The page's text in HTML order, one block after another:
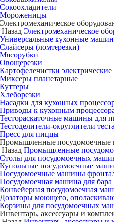
Сокоохладители
Мороженицы
Электромеханическое
Назад Электромеханическое
Универсальные кухонные
Слайсеры (ломтерезки)
Мясорубки
Овощерезки
Картофелечистки
Миксеры планетарные
Куттеры
Хлеборезки
Насадки для кухонных
Приводы к кухонным
Тестораскаточные машины для
Тестоделители-округлители теста
Пресс для пиццы
Промышленные посудомоечные
Назад Промышленные
Столы для посудомоечных
Купольные посудомоечные
Посудомоечные машины
Посудомоечная машина для бара
Конвейерная посудомоечная
Дозаторы моющего,
Корзины для посудомоечных
Инвентарь, аксессуары и